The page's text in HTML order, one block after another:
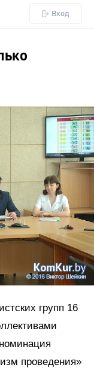
Вход
групп 16
проведения»